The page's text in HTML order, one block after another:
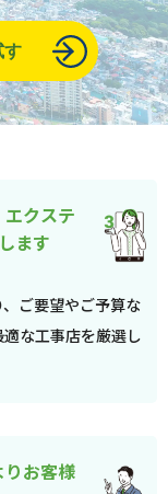
す
クステ
ます
ご要望やご予算な
な工事店を厳選し
お客様